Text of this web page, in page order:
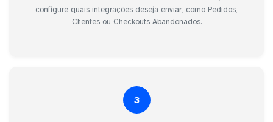
configure quais integrações deseja enviar, como Pedidos,
Clientes ou Checkouts Abandonados.
3